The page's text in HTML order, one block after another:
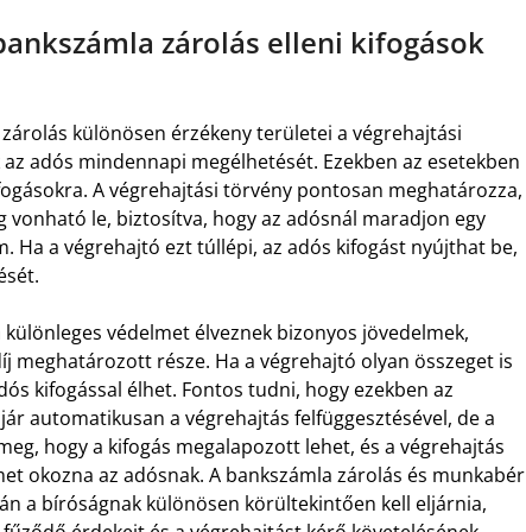
zárolás elleni kifogások
különösen érzékeny területei a végrehajtási
adós mindennapi megélhetését. Ezekben az esetekben
A végrehajtási törvény pontosan meghatározza,
vonható le, biztosítva, hogy az adósnál maradjon egy
Ha a végrehajtó ezt túllépi, az adós kifogást nyújthat be,
védelmet élveznek bizonyos jövedelmek,
meghatározott része. Ha a végrehajtó olyan összeget is
kifogással élhet. Fontos tudni, hogy ezekben az
automatikusan a végrehajtás felfüggesztésével, de a
hogy a kifogás megalapozott lehet, és a végrehajtás
okozna az adósnak. A bankszámla zárolás és munkabér
a bíróságnak különösen körültekintően kell eljárnia,